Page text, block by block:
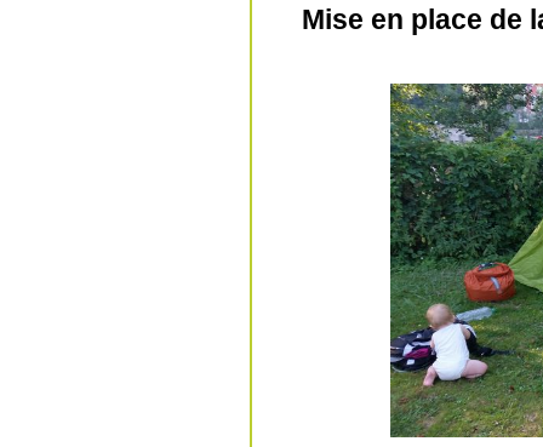
Mise en place de